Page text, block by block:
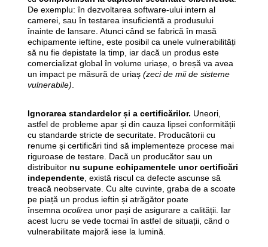
De exemplu: în dezvoltarea software-ului intern al
camerei, sau în testarea insuficientă a produsului
înainte de lansare. Atunci când se fabrică în masă
echipamente ieftine, este posibil ca unele vulnerabilități
să nu fie depistate la timp, iar dacă un produs este
comercializat global în volume uriașe, o breșă va avea
un impact pe măsură de uriaș (zeci de mii de sisteme
vulnerabile)
Ignorarea standardelor și a certificărilor. Uneori,
astfel de probleme apar și din cauza lipsei conformității
cu standarde stricte de securitate. Producătorii cu
renume și certificări tind să implementeze procese mai
riguroase de testare. Dacă un producător sau un
distribuitor nu supune echipamentele unor certificări
independente, există riscul ca defecte ascunse să
treacă neobservate. Cu alte cuvinte, graba de a scoate
pe piață un produs ieftin și atrăgător poate
însemna ocolirea unor pași de asigurare a calității. Iar
acest lucru se vede tocmai în astfel de situații, când o
vulnerabilitate majoră iese la lumină.